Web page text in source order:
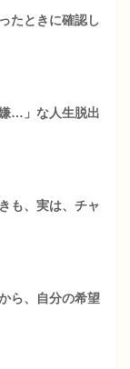
たときに確認し
…」な人生脱出
も、実は、チャ
ら、自分の希望